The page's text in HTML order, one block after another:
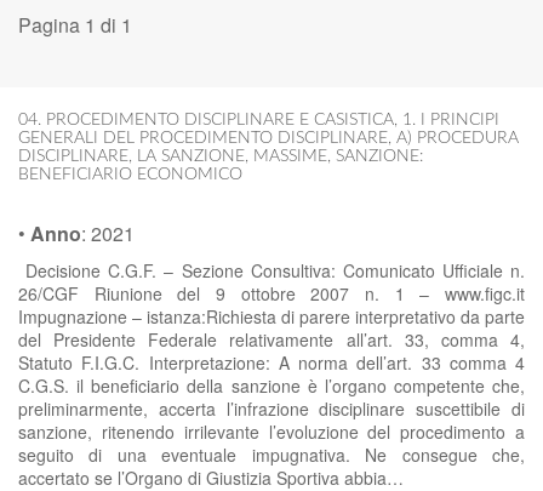
Pagina 1 di 1
04. PROCEDIMENTO DISCIPLINARE E CASISTICA, 1. I PRINCIPI
GENERALI DEL PROCEDIMENTO DISCIPLINARE, A) PROCEDURA
DISCIPLINARE, LA SANZIONE, MASSIME, SANZIONE:
BENEFICIARIO ECONOMICO
• Anno: 2021
Decisione C.G.F. – Sezione Consultiva: Comunicato Ufficiale n.
26/CGF Riunione del 9 ottobre 2007 n. 1 – www.figc.it
Impugnazione – istanza:Richiesta di parere interpretativo da parte
del Presidente Federale relativamente all’art. 33, comma 4,
Statuto F.I.G.C. Interpretazione: A norma dell’art. 33 comma 4
C.G.S. il beneficiario della sanzione è l’organo competente che,
preliminarmente, accerta l’infrazione disciplinare suscettibile di
sanzione, ritenendo irrilevante l’evoluzione del procedimento a
seguito di una eventuale impugnativa. Ne consegue che,
accertato se l’Organo di Giustizia Sportiva abbia…